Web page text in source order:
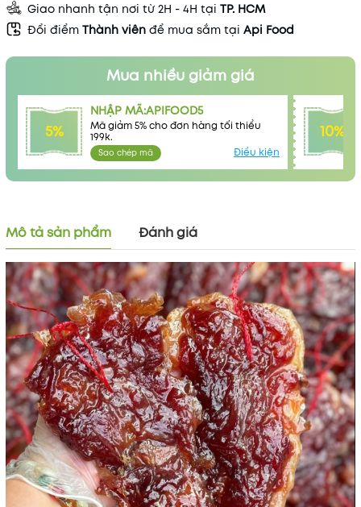
Giao nhanh tận nơi từ 2H - 4H tại TP. HCM
Đổi điểm Thành viên để mua sắm tại Api Food
Mua nhiều giảm giá
5%
NHẬP MÃ:APIFOOD5
Mã giảm 5% cho đơn hàng tối thiểu
199k.
Sao chép mã Điều kiện
10%
Điều kiện:
Mô tả sản phẩm Đánh giá